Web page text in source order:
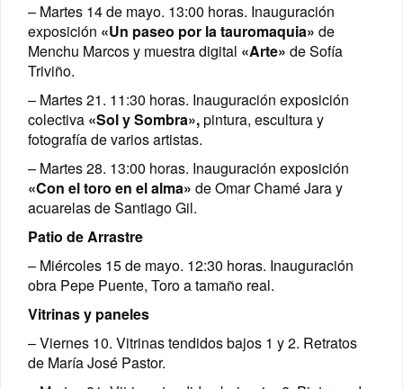
– Martes 14 de mayo. 13:00 horas. Inauguración
exposición «Un paseo por la tauromaquia» de
Menchu Marcos y muestra digital «Arte» de Sofía
Triviño.
– Martes 21. 11:30 horas. Inauguración exposición
colectiva «Sol y Sombra»,pintura, escultura y
fotografía de varios artistas.
– Martes 28. 13:00 horas. Inauguración exposición
«Con el toro en el alma» de Omar Chamé Jara y
acuarelas de Santiago Gil.
Patio de Arrastre
– Miércoles 15 de mayo. 12:30 horas. Inauguración
obra Pepe Puente, Toro a tamaño real.
Vitrinas y paneles
– Viernes 10. Vitrinas tendidos bajos 1 y 2. Retratos
de María José Pastor.